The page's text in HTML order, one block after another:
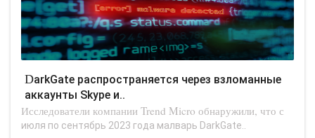
DarkGate распространяется через взломанные
аккаунты Skype и..
Исследователи компании Trend Micro обнаружили, что с
июля по сентябрь 2023 года малварь DarkGate..